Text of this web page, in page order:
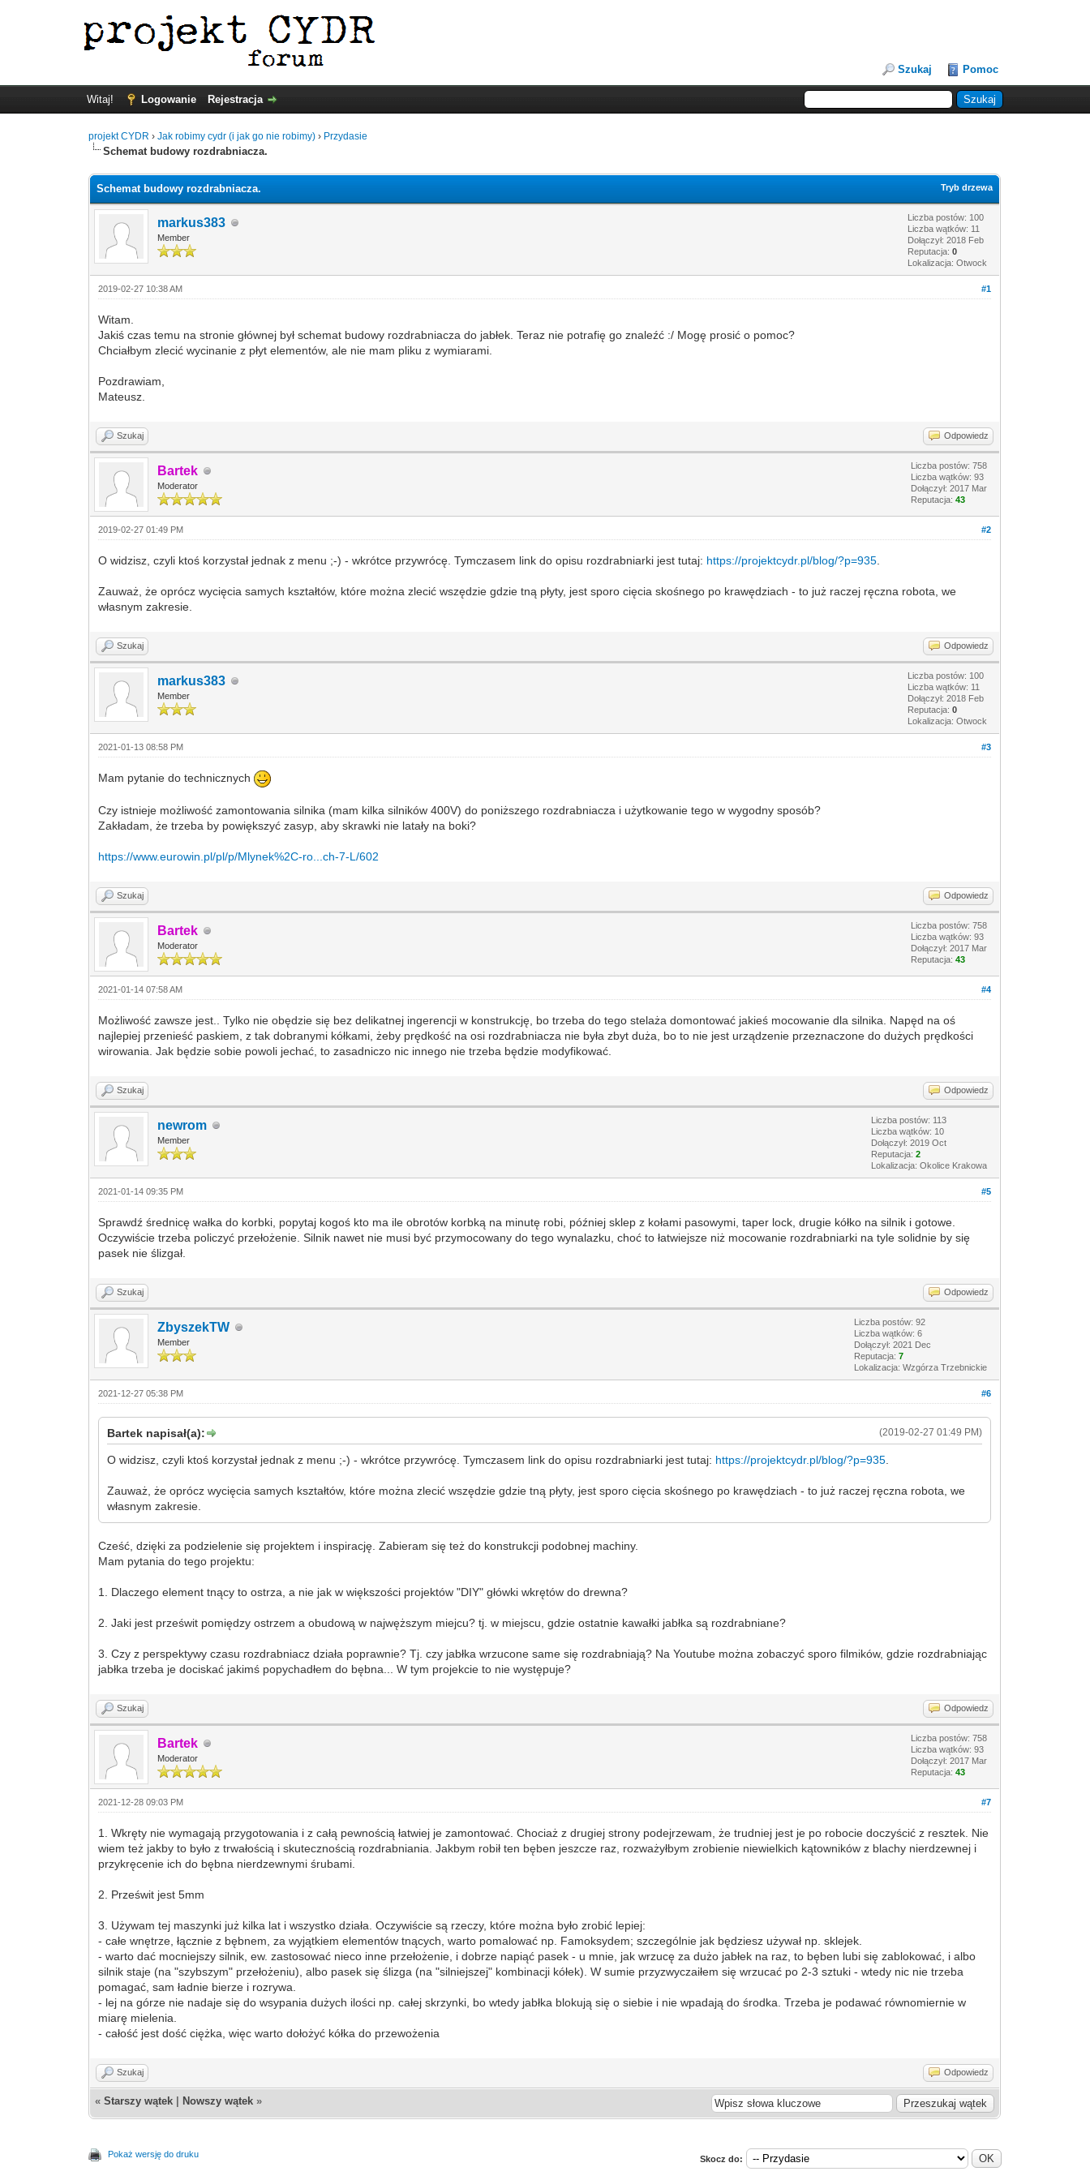
Szukaj Pomoc
Witaj! Logowanie Rejestracja
projekt CYDR ›Jak robimy cydr (i jak go nie robimy) › Przydasie
Schemat budowy rozdrabniacza.
Tryb drzewa
Schemat budowy rozdrabniacza.
markus383
Member
Liczba postów: 100
Liczba wątków: 11
Dołączył: 2018 Feb
Reputacja:0
Lokalizacja: Otwock
#1
2019-02-27 10:38 AM
Witam.
Jakiś czas temu na stronie głównej był schemat budowy rozdrabniacza do jabłek. Teraz nie potrafię go znaleźć :/ Mogę prosić o pomoc?
Chciałbym zlecić wycinanie z płyt elementów, ale nie mam pliku z wymiarami.
Pozdrawiam,
Mateusz.
Szukaj Odpowiedz
Bartek
Moderator
Liczba postów: 758
Liczba wątków: 93
Dołączył: 2017 Mar
Reputacja:43
#2
2019-02-27 01:49 PM
O widzisz, czyli ktoś korzystał jednak z menu ;-) - wkrótce przywrócę. Tymczasem link do opisu rozdrabniarki jest tutaj: https://projektcydr.pl/blog/?p=935
Zauważ, że oprócz wycięcia samych kształtów, które można zlecić wszędzie gdzie tną płyty, jest sporo cięcia skośnego po krawędziach - to już raczej ręczna robota, we
własnym zakresie.
Szukaj Odpowiedz
markus383
Member
Liczba postów: 100
Liczba wątków: 11
Dołączył: 2018 Feb
Reputacja:0
Lokalizacja: Otwock
#3
2021-01-13 08:58 PM
Mam pytanie do technicznych
Czy istnieje możliwość zamontowania silnika (mam kilka silników 400V) do poniższego rozdrabniacza i użytkowanie tego w wygodny sposób?
Zakładam, że trzeba by powiększyć zasyp, aby skrawki nie latały na boki?
https://www.eurowin.pl/pl/p/Mlynek%2C-ro...ch-7-L/602
Szukaj Odpowiedz
Bartek
Moderator
Liczba postów: 758
Liczba wątków: 93
Dołączył: 2017 Mar
Reputacja:43
#4
2021-01-14 07:58 AM
Możliwość zawsze jest.. Tylko nie obędzie się bez delikatnej ingerencji w konstrukcję, bo trzeba do tego stelaża domontować jakieś mocowanie dla silnika. Napęd na oś
najlepiej przenieść paskiem, z tak dobranymi kółkami, żeby prędkość na osi rozdrabniacza nie była zbyt duża, bo to nie jest urządzenie przeznaczone do dużych prędkości
wirowania. Jak będzie sobie powoli jechać, to zasadniczo nic innego nie trzeba będzie modyfikować.
Szukaj Odpowiedz
newrom
Member
Liczba postów: 113
Liczba wątków: 10
Dołączył: 2019 Oct
Reputacja:2
Lokalizacja: Okolice Krakowa
#5
2021-01-14 09:35 PM
Sprawdź średnicę wałka do korbki, popytaj kogoś kto ma ile obrotów korbką na minutę robi, później sklep z kołami pasowymi, taper lock, drugie kółko na silnik i gotowe.
Oczywiście trzeba policzyć przełożenie. Silnik nawet nie musi być przymocowany do tego wynalazku, choć to łatwiejsze niż mocowanie rozdrabniarki na tyle solidnie by się
pasek nie ślizgał.
Szukaj Odpowiedz
ZbyszekTW
Member
Liczba postów: 92
Liczba wątków: 6
Dołączył: 2021 Dec
Reputacja:7
Lokalizacja: Wzgórza Trzebnickie
#6
2021-12-27 05:38 PM
(2019-02-27 01:49 PM)
Bartek napisał(a):
O widzisz, czyli ktoś korzystał jednak z menu ;-) - wkrótce przywrócę. Tymczasem link do opisu rozdrabniarki jest tutaj: https://projektcydr.pl/blog/?p=935
Zauważ, że oprócz wycięcia samych kształtów, które można zlecić wszędzie gdzie tną płyty, jest sporo cięcia skośnego po krawędziach - to już raczej ręczna robota, we
własnym zakresie.
Cześć, dzięki za podzielenie się projektem i inspirację. Zabieram się też do konstrukcji podobnej machiny.
Mam pytania do tego projektu:
1. Dlaczego element tnący to ostrza, a nie jak w większości projektów "DIY" główki wkrętów do drewna?
2. Jaki jest prześwit pomiędzy ostrzem a obudową w najwęższym miejcu? tj. w miejscu, gdzie ostatnie kawałki jabłka są rozdrabniane?
3. Czy z perspektywy czasu rozdrabniacz działa poprawnie? Tj. czy jabłka wrzucone same się rozdrabniają? Na Youtube można zobaczyć sporo filmików, gdzie rozdrabniając
jabłka trzeba je dociskać jakimś popychadłem do bębna... W tym projekcie to nie występuje?
Szukaj Odpowiedz
Bartek
Moderator
Liczba postów: 758
Liczba wątków: 93
Dołączył: 2017 Mar
Reputacja:43
#7
2021-12-28 09:03 PM
1. Wkręty nie wymagają przygotowania i z całą pewnością łatwiej je zamontować. Chociaż z drugiej strony podejrzewam, że trudniej jest je po robocie doczyścić z resztek. Nie
wiem też jakby to było z trwałością i skutecznością rozdrabniania. Jakbym robił ten bęben jeszcze raz, rozważyłbym zrobienie niewielkich kątowników z blachy nierdzewnej i
przykręcenie ich do bębna nierdzewnymi śrubami.
2. Prześwit jest 5mm
3. Używam tej maszynki już kilka lat i wszystko działa. Oczywiście są rzeczy, które można było zrobić lepiej:
- całe wnętrze, łącznie z bębnem, za wyjątkiem elementów tnących, warto pomalować np. Famoksydem; szczególnie jak będziesz używał np. sklejek.
- warto dać mocniejszy silnik, ew. zastosować nieco inne przełożenie, i dobrze napiąć pasek - u mnie, jak wrzucę za dużo jabłek na raz, to bęben lubi się zablokować, i albo
silnik staje (na "szybszym" przełożeniu), albo pasek się ślizga (na "silniejszej" kombinacji kółek). W sumie przyzwyczaiłem się wrzucać po 2-3 sztuki - wtedy nic nie trzeba
pomagać, sam ładnie bierze i rozrywa.
- lej na górze nie nadaje się do wsypania dużych ilości np. całej skrzynki, bo wtedy jabłka blokują się o siebie i nie wpadają do środka. Trzeba je podawać równomiernie w
miarę mielenia.
- całość jest dość ciężka, więc warto dołożyć kółka do przewożenia
Szukaj Odpowiedz
«Starszy wątek Nowszy wątek »
Pokaż wersję do druku Skocz do: